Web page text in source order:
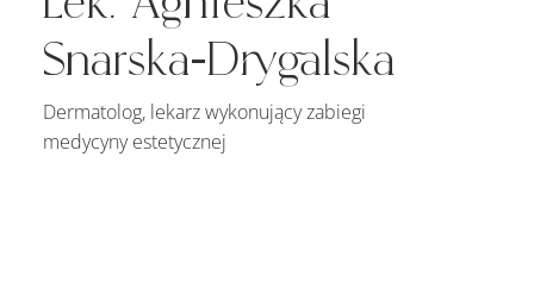
Snarska-Drygalska
Dermatolog, lekarz wykonujący zabiegi
medycyny estetycznej